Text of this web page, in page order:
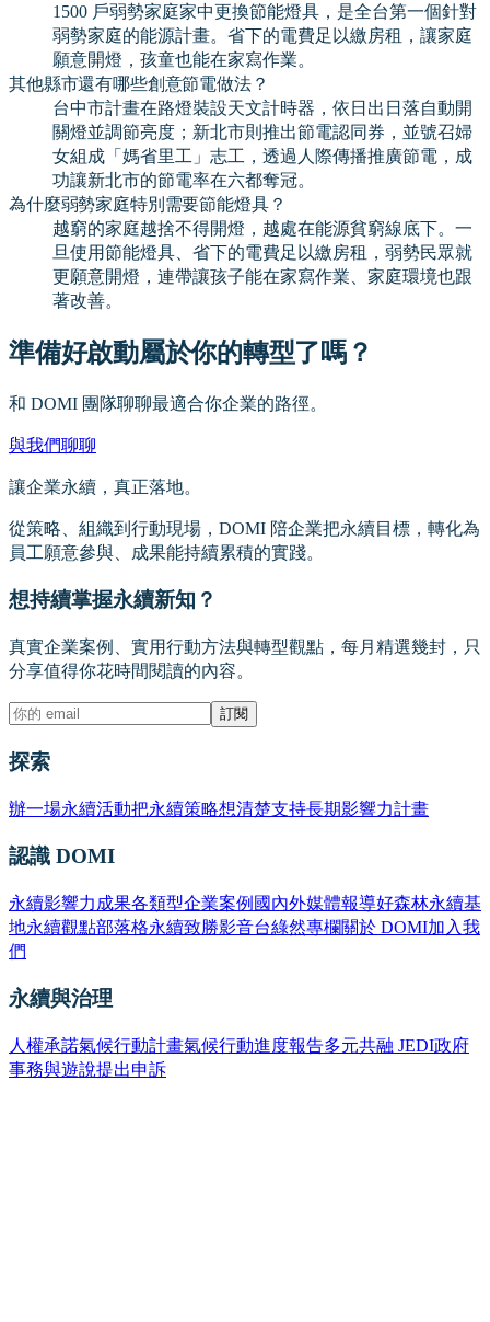
1500 戶弱勢家庭家中更換節能燈具，是全台第一個針對
弱勢家庭的能源計畫。省下的電費足以繳房租，讓家庭
願意開燈，孩童也能在家寫作業。
其他縣市還有哪些創意節電做法？
台中市計畫在路燈裝設天文計時器，依日出日落自動開
關燈並調節亮度；新北市則推出節電認同券，並號召婦
女組成「媽省里工」志工，透過人際傳播推廣節電，成
功讓新北市的節電率在六都奪冠。
為什麼弱勢家庭特別需要節能燈具？
越窮的家庭越捨不得開燈，越處在能源貧窮線底下。一
旦使用節能燈具、省下的電費足以繳房租，弱勢民眾就
更願意開燈，連帶讓孩子能在家寫作業、家庭環境也跟
著改善。
準備好啟動屬於你的轉型了嗎？
和 DOMI 團隊聊聊最適合你企業的路徑。
與我們聊聊
讓企業永續，真正落地。
從策略、組織到行動現場，DOMI 陪企業把永續目標，轉化為
員工願意參與、成果能持續累積的實踐。
想持續掌握永續新知？
真實企業案例、實用行動方法與轉型觀點，每月精選幾封，只
分享值得你花時間閱讀的內容。
訂閱
探索
辦一場永續活動把永續策略想清楚支持長期影響力計畫
認識 DOMI
永續影響力成果各類型企業案例 國內外媒體報導好森林永續基
地永續觀點部落格永續致勝影音台綠然專欄關於 DOMI加入我
們
永續與治理
人權承諾氣候行動計畫氣候行動進度報告多元共融 JEDI政府
事務與遊說提出申訴